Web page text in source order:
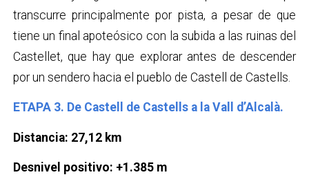
transcurre principalmente por pista, a pesar de que
tiene un final apoteósico con la subida a las ruinas del
Castellet, que hay que explorar antes de descender
por un sendero hacia el pueblo de Castell de Castells.
ETAPA 3. De Castell de Castells a la Vall d’Alcalà.
Distancia: 27,12 km
Desnivel positivo: +1.385 m